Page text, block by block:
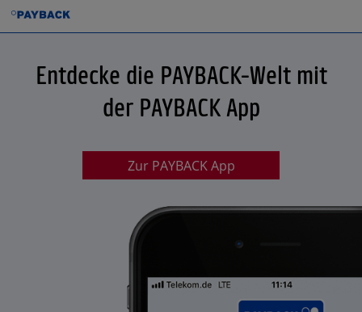
Entdecke die PAYBACK-Welt mit
der PAYBACK App
Zur PAYBACK App